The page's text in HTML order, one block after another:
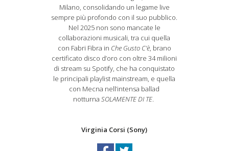
Milano, consolidando un legame live
sempre più profondo con il suo pubblico.
Nel 2025 non sono mancate le
collaborazioni musicali, tra cui quella
con Fabri Fibra in Che Gusto C’è, brano
certificato disco d’oro con oltre 34 milioni
di stream su Spotify, che ha conquistato
le principali playlist mainstream, e quella
con Mecna nell’intensa ballad
notturnaSOLAMENTE DI TE.
Virginia Corsi (Sony)